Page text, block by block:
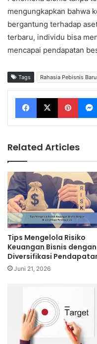
mengungkapkan bahwa
bergantung terhadap
terbaru, individu bisa
mencapai pendapatan
Tags Rahasia Pebisnis
Facebook X Pinterest
Related Articles
Tips Mengelola Risiko
Keuangan Bisnis dengan
Diversifikasi
Juni 21, 2026